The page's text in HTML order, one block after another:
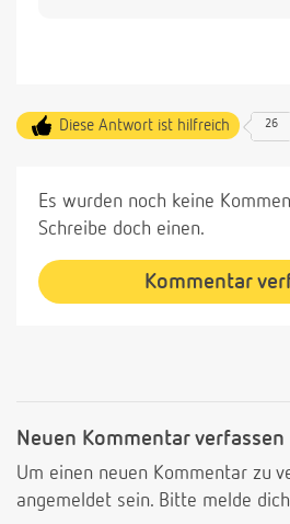
Diese Antwort ist hilfreich 26
Es wurden noch keine
Schreibe doch einen.
Kommentar
Neuen Kommentar verfassen
Um einen neuen Kommentar zu
angemeldet sein. Bitte melde dich